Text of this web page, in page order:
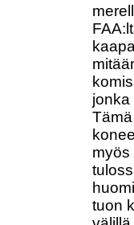
jonka
myös
tuon